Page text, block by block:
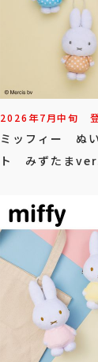
2026年7月中旬
ミッフィー ぬ
ト みずたま